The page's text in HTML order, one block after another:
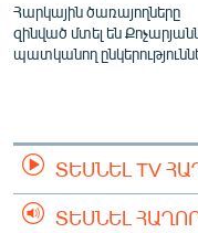
Հարկային ծառայողները
զինված մտել են
պատկանող
ՏԵՍՆԵԼ TV
ՏԵՍՆԵԼ